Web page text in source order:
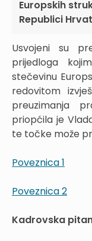
Europskih
Republici
Usvojeni su
prijedloga
stečevinu
redovitom
preuzimanja
priopćila je
te točke može
Poveznica 1
Poveznica 2
Kadrovska